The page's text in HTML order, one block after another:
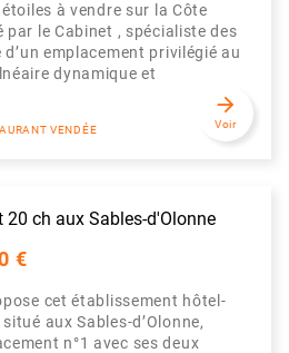
à vendre sur la Côte
le Cabinet , spécialiste des
emplacement privilégié au
dynamique et
VENDÉE
arrow_forward
Voir
20 ch aux Sables-d'Olonne
€
cet établissement hôtel-
aux Sables-d’Olonne,
n°1 avec ses deux